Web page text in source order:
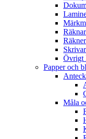
Övrigt
Papper och
Måla